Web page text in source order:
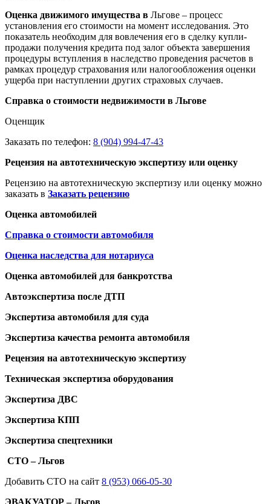
Оценка движимого имущества в Льгове – процесс
установления его стоимости на момент исследования. Это
показатель необходим для вовлечения его в сделку купли-
продажи получения кредита под залог объекта завершения
процедуры вступления в наследство проведения расчетов в
рамках процедур страхования или налогообложения оценки
ущерба при наступлении других страховых случаев.
Справка о стоимости недвижимости в Льгове
Оценщик
Заказать по телефон: 8 (904) 994-47-43
Рецензия на автотехническую экспертизу или оценку
Рецензию на автотехническую экспертизу или оценку можно
заказать в Заказать рецензию
Оценка автомобилей
Справка о стоимости автомобиля
Оценка наследства для нотариуса
Оценка автомобилей для банкротства
Автоэкспертиза после ДТП
Экспертиза автомобиля для суда
Экспертиза качества ремонта автомобиля
Рецензия на автотехническую экспертизу
Техническая экспертиза оборудования
Экспертиза ДВС
Экспертиза КПП
Экспертиза спецтехники
СТО – Льгов
Добавить СТО на сайт 8 (953) 066-05-30
ЭВАКУАТОР – Льгов